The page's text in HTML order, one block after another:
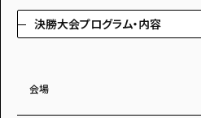
決勝大会プログラム・内容
会場